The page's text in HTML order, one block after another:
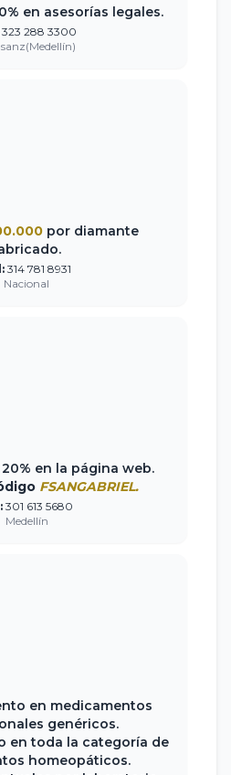
en asesorías legales.
288 3300
por diamante
314 781 8931
Nacional
en la página web.
FSANGABRIEL.
301 613 5680
Medellín
en medicamentos
genéricos.
en toda la categoría de
homeopáticos.